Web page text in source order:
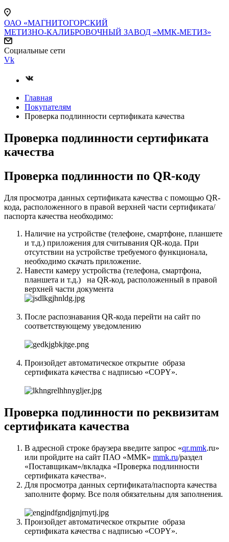
ОАО «МАГНИТОГОРСКИЙ
МЕТИЗНО-КАЛИБРОВОЧНЫЙ ЗАВОД «ММК-МЕТИЗ»
Социальные сети
Vk
Главная
Покупателям
Проверка подлинности сертификата качества
Проверка подлинности сертификата
качества
Проверка подлинности по QR-коду
Для просмотра данных сертификата качества с помощью QR-
кода, расположенного в правой верхней части сертификата/
паспорта качества необходимо:
Наличие на устройстве (телефоне, смартфоне, планшете
и т.д.) приложения для считывания QR-кода. При
отсутствии на устройстве требуемого функционала,
необходимо скачать приложение.
Навести камеру устройства (телефона, смартфона,
планшета и т.д.) на QR-код, расположенный в правой
верхней части документа
После распознавания QR-кода перейти на сайт по
соответствующему уведомлению
Произойдет автоматическое открытие образа
сертификата качества с надписью «COPY».
Проверка подлинности по реквизитам
сертификата качества
В адресной строке браузера введите запрос «qr.mmk.ru»
или пройдите на сайт ПАО «ММК» mmk.ru/раздел
«Поставщикам»/вкладка «Проверка подлинности
сертификата качества».
Для просмотра данных сертификата/паспорта качества
заполните форму. Все поля обязательны для заполнения.
Произойдет автоматическое открытие образа
сертификата качества с надписью «COPY».